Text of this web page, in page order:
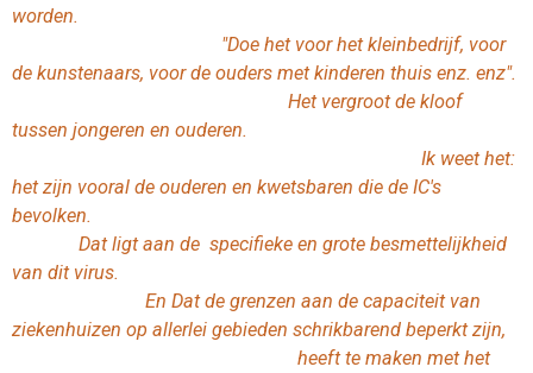
worden.
"Doe het voor het kleinbedrijf, voor
de kunstenaars, voor de ouders met kinderen thuis enz. enz".
Het vergroot de kloof
tussen jongeren en ouderen.
Ik weet het:
het zijn vooral de ouderen en kwetsbaren die de IC's
bevolken.
Dat ligt aan de specifieke en grote besmettelijkheid
van dit virus.
En Dat de grenzen aan de capaciteit van
ziekenhuizen op allerlei gebieden schrikbarend beperkt zijn,
heeft te maken met het